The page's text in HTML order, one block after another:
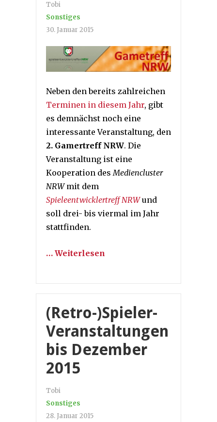
Tobi
Sonstiges
30. Januar 2015
Neben den bereits zahlreichen
Terminen in diesem Jahr, gibt
es demnächst noch eine
interessante Veranstaltung, den
2. Gamertreff NRW. Die
Veranstaltung ist eine
Kooperation desMediencluster
NRWmit dem
Spieleentwicklertreff NRWund
soll drei- bis viermal im Jahr
stattfinden.
… Weiterlesen
(Retro-)Spieler-
Veranstaltungen
bis Dezember
2015
Tobi
Sonstiges
28. Januar 2015